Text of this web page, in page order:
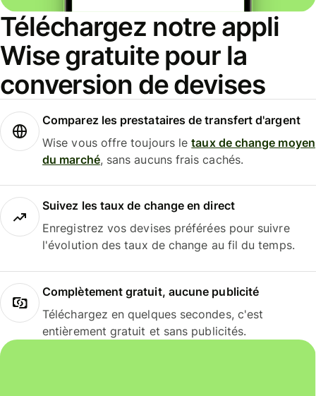
Téléchargez notre appli
Wise gratuite pour la
conversion de devises
Comparez les prestataires de transfert d'argent
Wise vous offre toujours letaux de change moyen
du marché, sans aucuns frais cachés.
Suivez les taux de change en direct
Enregistrez vos devises préférées pour suivre
l'évolution des taux de change au fil du temps.
Complètement gratuit, aucune publicité
Téléchargez en quelques secondes, c'est
entièrement gratuit et sans publicités.